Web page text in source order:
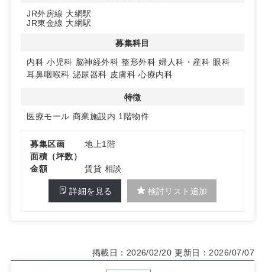
JR外房線 大網駅
JR東金線 大網駅
募集科目
内科 小児科 脳神経外科 整形外科 婦人科・産科 眼科
耳鼻咽喉科 泌尿器科 皮膚科 心療内科
特徴
医療モール 商業施設内 1階物件
募集区画
地上1階
面積（坪数）
金額
賃貸 相談
詳細を見る 検討リスト追加
掲載日：2026/02/20 更新日：2026/07/07